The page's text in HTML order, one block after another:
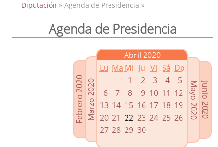
Presidencia
Enlaces relacionados
Agenda de Presidencia
Plenos provinciales y Juntas de gobierno
Oficina de Proyectos Europeos
Diputación » Agenda de Presidencia »
Agenda de Presidencia
Febrero 2020Marzo 2020
Abril 2020
Lu Ma Mi Ju Vi Sá Do
1
2 3 4
5
6
7 8 9 10 11 12
13 14 15 16 17 18 19
20 21 22 23 24 25 26
27 28 29 30
Junio 2020
Mayo 2020